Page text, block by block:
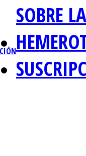
SOBRE